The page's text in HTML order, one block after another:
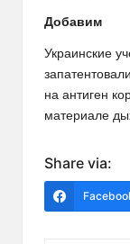
Добавим
Украинские
на антиген
материале
Share via: